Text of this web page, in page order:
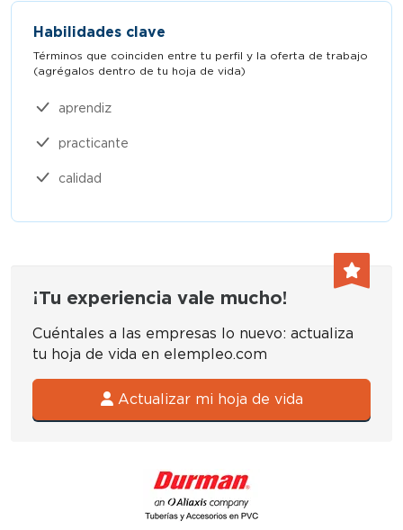
Habilidades clave
Términos que coinciden entre tu perfil y la oferta de trabajo
(agrégalos dentro de tu hoja de vida)​
aprendiz
practicante
calidad
¡Tu experiencia vale mucho!
Cuéntales a las empresas lo nuevo: actualiza
tu hoja de vida en elempleo.com
Actualizar mi hoja de vida